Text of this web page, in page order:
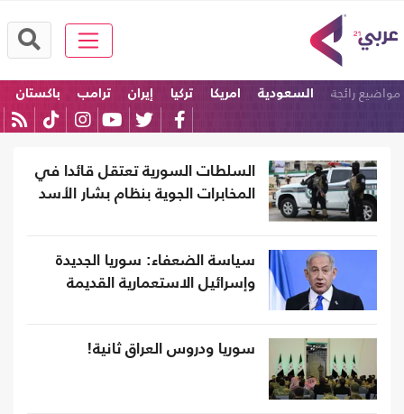
مواضيع رائجة السعودية امريكا تركيا إيران ترامب باكستان
السلطات السورية تعتقل قائدا في
المخابرات الجوية بنظام بشار الأسد
سياسة الضعفاء: سوريا الجديدة
وإسرائيل الاستعمارية القديمة
سوريا ودروس العراق ثانية!